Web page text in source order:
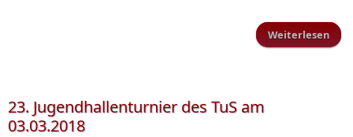
Weiterlesen
23. Jugendhallenturnier des TuS am
03.03.2018